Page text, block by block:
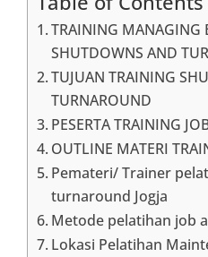
TRAINING MANAGING
SHUTDOWNS AND
TUJUAN TRAINING
TURNAROUND
PESERTA TRAINING
OUTLINE MATERI
Pemateri/ Trainer
turnaround Jogja
Metode pelatihan job
Lokasi Pelatihan